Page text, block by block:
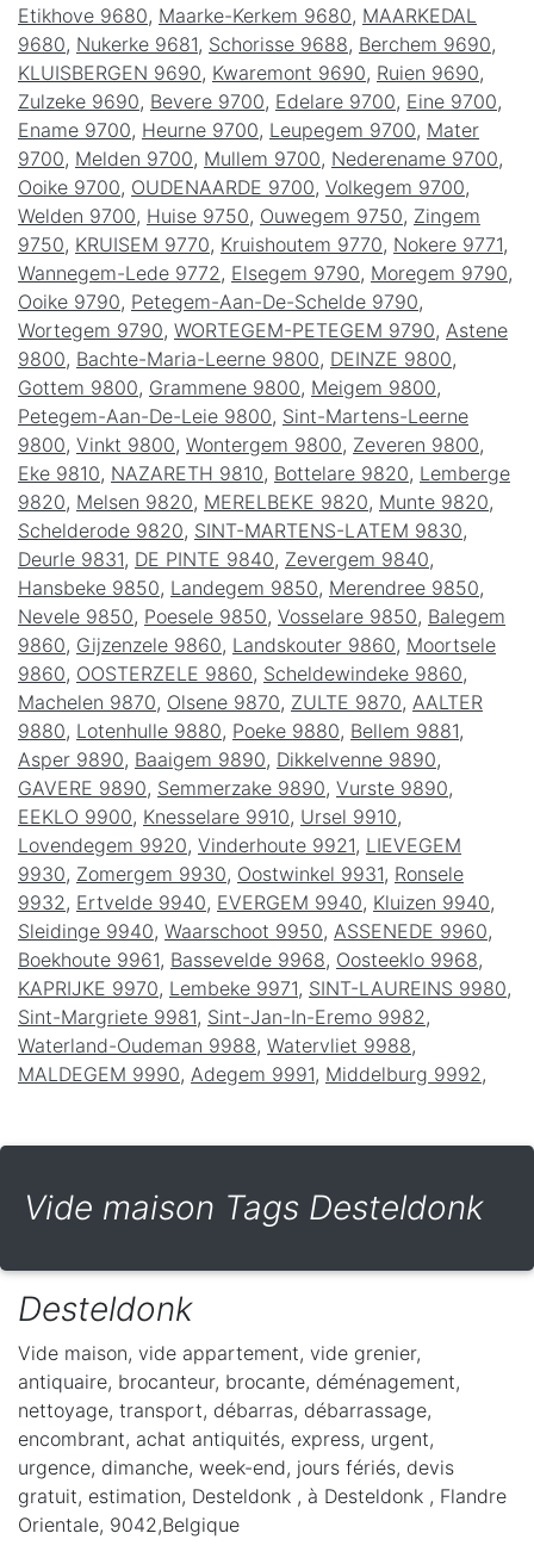
Etikhove 9680, Maarke-Kerkem 9680, MAARKEDAL
9680, Nukerke 9681, Schorisse 9688, Berchem 9690,
KLUISBERGEN 9690, Kwaremont 9690, Ruien 9690,
Zulzeke 9690, Bevere 9700, Edelare 9700, Eine 9700,
Ename 9700, Heurne 9700, Leupegem 9700, Mater
9700, Melden 9700, Mullem 9700, Nederename 9700,
Ooike 9700, OUDENAARDE 9700, Volkegem 9700,
Welden 9700, Huise 9750, Ouwegem 9750, Zingem
9750, KRUISEM 9770, Kruishoutem 9770, Nokere 9771,
Wannegem-Lede 9772 , Elsegem 9790, Moregem 9790,
Ooike 9790, Petegem-Aan-De-Schelde 9790,
Wortegem 9790, WORTEGEM-PETEGEM 9790, Astene
9800, Bachte-Maria-Leerne 9800, DEINZE 9800,
Gottem 9800, Grammene 9800, Meigem 9800,
Petegem-Aan-De-Leie 9800, Sint-Martens-Leerne
9800, Vinkt 9800, Wontergem 9800, Zeveren 9800,
Eke 9810, NAZARETH 9810, Bottelare 9820, Lemberge
9820, Melsen 9820, MERELBEKE 9820, Munte 9820,
Schelderode 9820, SINT-MARTENS-LATEM 9830,
Deurle 9831, DE PINTE 9840, Zevergem 9840,
Hansbeke 9850, Landegem 9850, Merendree 9850,
Nevele 9850, Poesele 9850, Vosselare 9850, Balegem
9860, Gijzenzele 9860, Landskouter 9860, Moortsele
9860, OOSTERZELE 9860, Scheldewindeke 9860,
Machelen 9870, Olsene 9870, ZULTE 9870, AALTER
9880, Lotenhulle 9880, Poeke 9880, Bellem 9881,
Asper 9890, Baaigem 9890, Dikkelvenne 9890,
GAVERE 9890, Semmerzake 9890, Vurste 9890,
EEKLO 9900, Knesselare 9910, Ursel 9910,
Lovendegem 9920, Vinderhoute 9921, LIEVEGEM
9930, Zomergem 9930, Oostwinkel 9931, Ronsele
9932 , Ertvelde 9940, EVERGEM 9940, Kluizen 9940,
Sleidinge 9940, Waarschoot 9950, ASSENEDE 9960,
Boekhoute 9961, Bassevelde 9968, Oosteeklo 9968,
KAPRIJKE 9970, Lembeke 9971, SINT-LAUREINS 9980,
Sint-Margriete 9981, Sint-Jan-In-Eremo 9982 ,
Waterland-Oudeman 9988, Watervliet 9988,
MALDEGEM 9990, Adegem 9991, Middelburg 9992 ,
Vide maison Tags Desteldonk
Desteldonk
Vide maison, vide appartement, vide grenier,
antiquaire, brocanteur, brocante, déménagement,
nettoyage, transport, débarras, débarrassage,
encombrant, achat antiquités, express, urgent,
urgence, dimanche, week-end, jours fériés, devis
gratuit, estimation, Desteldonk , à Desteldonk , Flandre
Orientale, 9042,Belgique